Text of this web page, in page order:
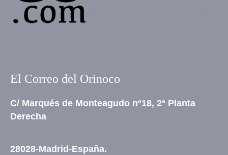
El Correo del Orinoco
C/ Marqués de Monteagudo nº18, 2ª Planta
Derecha
28028-Madrid-España.